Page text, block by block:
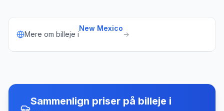
Mere om billeje i
New Mexico
→
Sammenlign priser på billeje i